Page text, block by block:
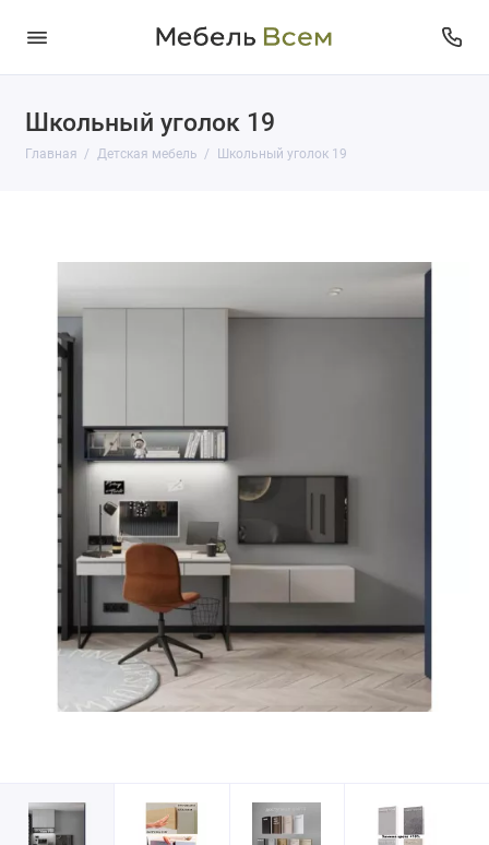
Школьный уголок 19
Главная Детская мебель Школьный уголок 19